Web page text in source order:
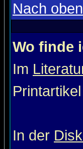
Nach oben
Wo finde
Im
In der